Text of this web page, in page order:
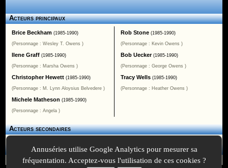
Acteurs principaux
Brice Beckham (1985-1990)
(Personnage : Wesley T. Owens )
Ilene Graff (1985-1990)
(Personnage : Marsha Owens )
Christopher Hewett (1985-1990)
(Personnage : M. Lynn Aloysius Belvedere )
Michele Matheson (1985-1990)
(Personnage : Angela )
Rob Stone (1985-1990)
(Personnage : Kevin Owens )
Bob Uecker (1985-1990)
(Personnage : George Owens )
Tracy Wells (1985-1990)
(Personnage : Heather Owens )
Acteurs secondaires
Les VoixAnnuséries utilise Google Analytics pour mesurer sa
fréquentation. Acceptez-vous l'utilisation de ces cookies ?